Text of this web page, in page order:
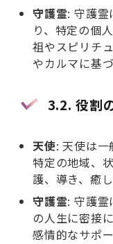
守護霊: 守護霊
り、特定の個
祖やスピリチ
やカルマに基
3.2.役割
天使: 天使は
特定の地域、
護、導き、癒
守護霊: 守護霊
の人生に密接
感情的なサポ